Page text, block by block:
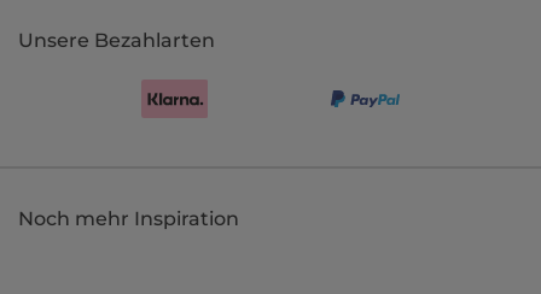
Unsere Bezahlarten
Noch mehr Inspiration